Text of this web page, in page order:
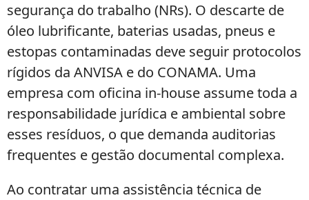
segurança do trabalho (NRs). O descarte de
óleo lubrificante, baterias usadas, pneus e
estopas contaminadas deve seguir protocolos
rígidos da ANVISA e do CONAMA. Uma
empresa com oficina in-house assume toda a
responsabilidade jurídica e ambiental sobre
esses resíduos, o que demanda auditorias
frequentes e gestão documental complexa.
Ao contratar uma assistência técnica de